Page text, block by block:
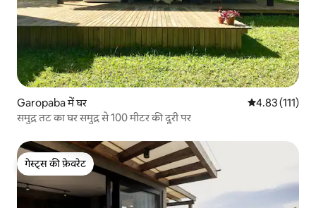
Garopaba में घर औसत रेटिंग 5 में से
4.83 (111)
समुद्र तट का घर समुद्र से 100 मीटर की दूरी पर
गेस्ट्स की फ़ेवरेट
गेस्ट्स की फ़ेवरेट